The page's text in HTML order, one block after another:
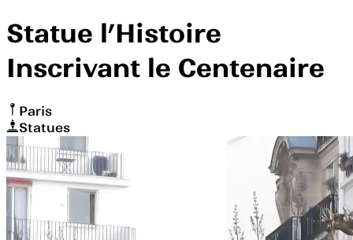
Statue l’Histoire
Inscrivant le Centenaire
Paris
Statues